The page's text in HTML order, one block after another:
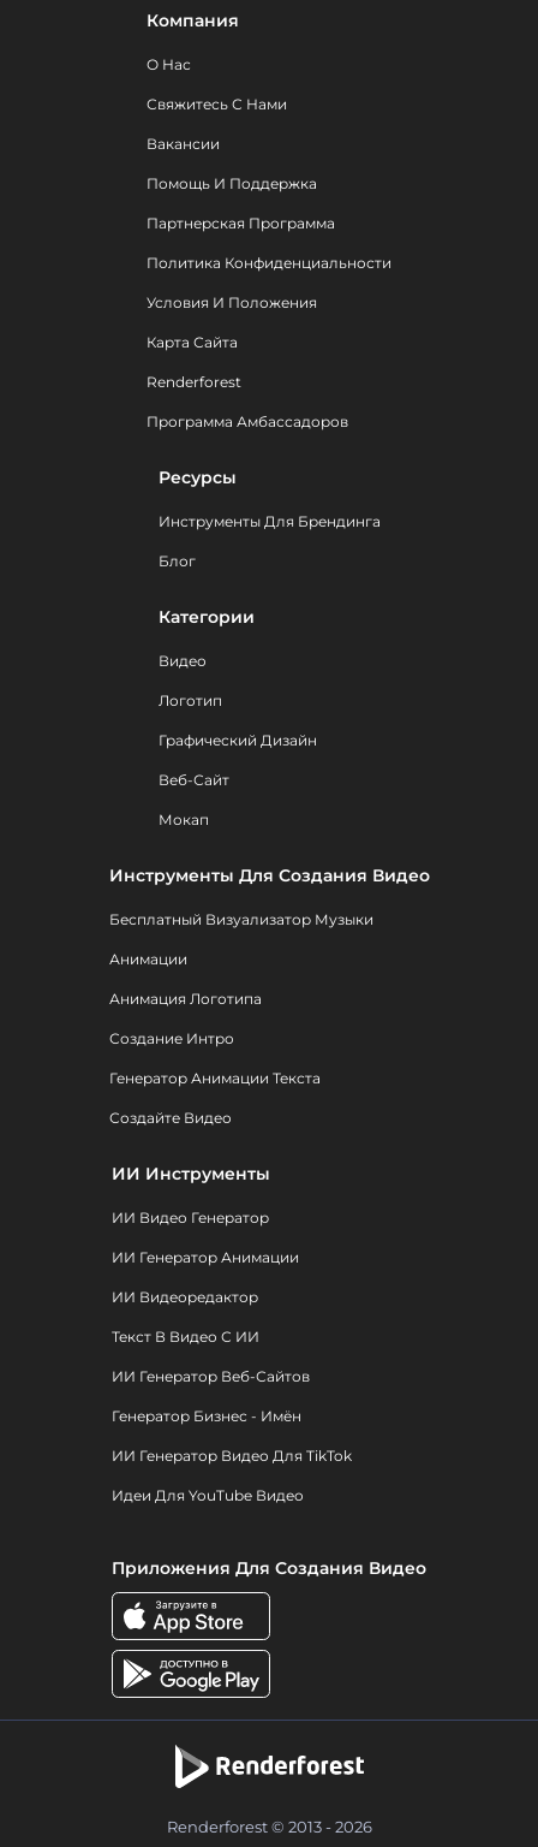
Компания
О Нас
Свяжитесь С Нами
Вакансии
Помощь И Поддержка
Партнерская Программа
Политика Конфиденциальности
Условия И Положения
Карта Сайта
Renderforest
Программа Амбассадоров
Ресурсы
Инструменты Для Брендинга
Блог
Категории
Видео
Логотип
Графический Дизайн
Веб-Сайт
Мокап
Инструменты Для Создания Видео
Бесплатный Визуализатор Музыки
Анимации
Анимация Логотипа
Создание Интро
Генератор Анимации Текста
Создайте Видео
ИИ Инструменты
ИИ Видео Генератор
ИИ Генератор Анимации
ИИ Видеоредактор
Текст В Видео С ИИ
ИИ Генератор Веб-Сайтов
Генератор Бизнес - Имён
ИИ Генератор Видео Для TikTok
Идеи Для YouTube Видео
Приложения Для Создания Видео
Renderforest © 2013 - 2026